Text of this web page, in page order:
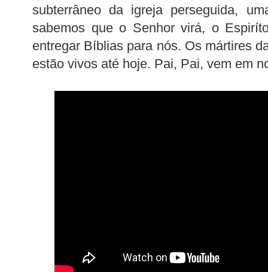
subterrâneo da igreja perseguida,
sabemos que o Senhor virá, o
entregar Bíblias para nós. Os mártires
estão vivos até hoje. Pai, Pai, vem em